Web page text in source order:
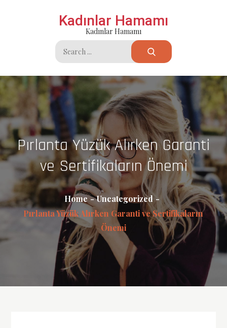
Kadınlar Hamamı
Kadınlar Hamamı
Search
for:
Pırlanta Yüzük Alırken Garanti
ve Sertifikaların Önemi
Home
Uncategorized
Pırlanta Yüzük Alırken Garanti ve Sertifikaların
Önemi